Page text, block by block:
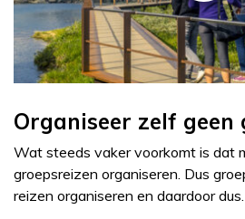
Organiseer zelf geen
Wat steeds vaker voorkomt is dat
groepsreizen organiseren. Dus
reizen organiseren en daardoor